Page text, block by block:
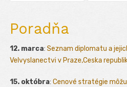
Poradňa
12. marca: Seznam diplomatu a
Velvyslanectvi v Praze,Ceska
15. októbra: Cenové stratégie